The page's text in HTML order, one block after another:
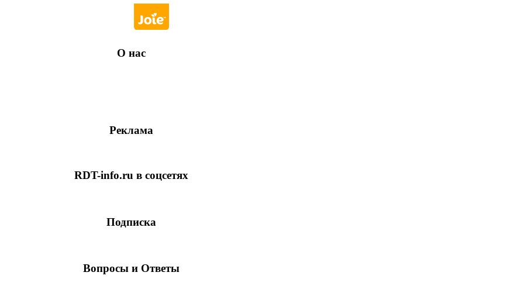
О нас
Реклама
RDT-info.ru в соцсетях
Подписка
Вопросы и Ответы